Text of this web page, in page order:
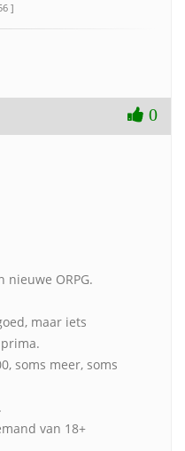
]
0
nieuwe ORPG.
maar iets
soms meer, soms
van 18+